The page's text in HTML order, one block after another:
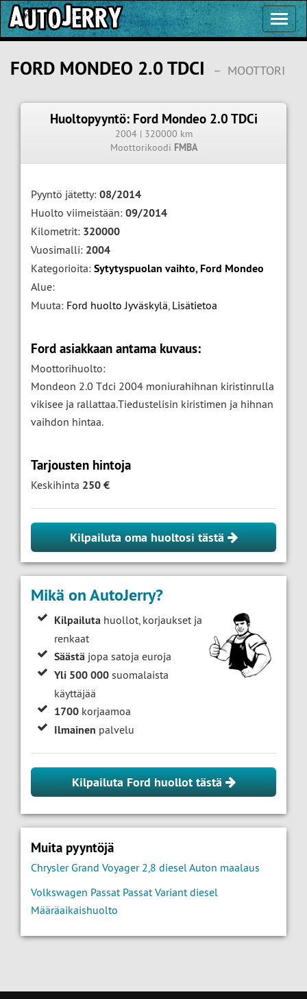
FORD MONDEO 2.0 TDCI – MOOTTORI
Huoltopyyntö: Ford Mondeo 2.0 TDCi
2004 | 320000 km
Moottorikoodi FMBA
Pyyntö jätetty: 08/2014
Huolto viimeistään: 09/2014
Kilometrit: 320000
Vuosimalli: 2004
Kategorioita: Sytytyspuolan vaihto,Ford Mondeo
Alue:
Muuta: Ford huolto Jyväskylä, Lisätietoa
Ford asiakkaan antama kuvaus:
Moottorihuolto:
Mondeon 2.0 Tdci 2004 moniurahihnan kiristinrulla
vikisee ja rallattaa.Tiedustelisin kiristimen ja hihnan
vaihdon hintaa.
Tarjousten hintoja
Keskihinta 250 €
Kilpailuta oma huoltosi tästä
Mikä on AutoJerry?
Kilpailuta huollot, korjaukset ja
renkaat
Säästä jopa satoja euroja
Yli 500 000 suomalaista
käyttäjää
1700 korjaamoa
Ilmainen palvelu
Kilpailuta Ford huollot tästä
Muita pyyntöjä
Chrysler Grand Voyager 2,8 diesel Auton maalaus
Volkswagen Passat Passat Variant diesel
Määräaikaishuolto